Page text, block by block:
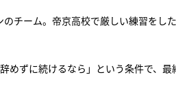
チーム。帝京高校で厳しい練習をし
めずに続けるなら」という条件で、